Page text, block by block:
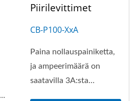
Piirilevittimet
CB-P100-XxA
Paina nollauspainiketta,
ja ampeerimäärä on
saatavilla 3A:sta